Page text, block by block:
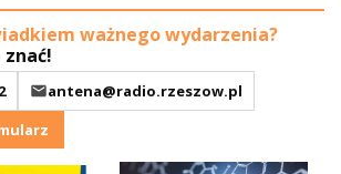
ważnego wydarzenia?
znać!
antena@radio.rzeszow.pl